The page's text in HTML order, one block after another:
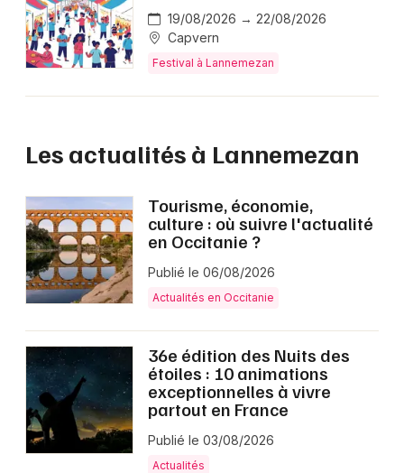
19/08/2026 → 22/08/2026
Capvern
Festival à Lannemezan
Les actualités à Lannemezan
Tourisme, économie,
culture : où suivre l'actualité
en Occitanie ?
Publié le 06/08/2026
Actualités en Occitanie
36e édition des Nuits des
étoiles : 10 animations
exceptionnelles à vivre
partout en France
Publié le 03/08/2026
Actualités